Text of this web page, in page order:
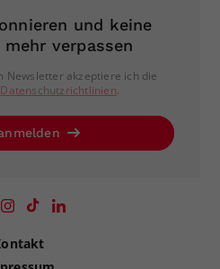
und keine
verpassen
Newsletter akzeptiere ich die
Datenschutzrichtlinien.